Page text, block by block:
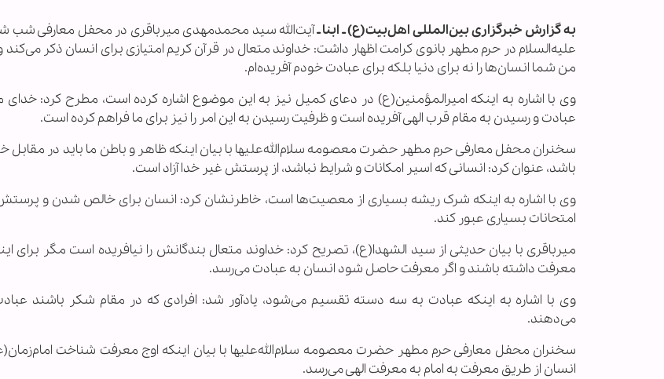
به گزارش خبرگزاری بین‌المللی اهل‌بیت(ع) ـ ابنا ـآیت‌الله سید محمدمهدی میرباقری در محفل معارفی شب
علیه‌السلام در حرم مطهر بانوی کرامت اظهار داشت: خداوند متعال در قرآن کریم امتیازی برای انسان ذکر
من شما انسان‌ها را نه برای دنیا بلکه برای عبادت خودم آفریده‌ام.
وی با اشاره به اینکه امیرالمؤمنین(ع) در دعای کمیل نیز به این موضوع اشاره کرده است، مطرح کرد: خدای
عبادت و رسیدن به مقام قرب الهی آفریده است و ظرفیت رسیدن به این امر را نیز برای ما فراهم کرده است.
سخنران محفل معارفی حرم مطهر حضرت معصومه سلام‌الله‌علیها با بیان اینکه ظاهر و باطن ما باید در مقابل
باشد، عنوان کرد: انسانی که اسیر امکانات و شرایط نباشد، از پرستش غیر خدا آزاد است.
وی با اشاره به اینکه شرک ریشه بسیاری از معصیت‌ها است، خاطرنشان کرد: انسان برای خالص شدن و پرستش
امتحانات بسیاری عبور کند.
میرباقری با بیان حدیثی از سید الشهدا(ع)، تصریح کرد: خداوند متعال بندگانش را نیافریده است مگر برای
معرفت داشته باشند و اگر معرفت حاصل شود انسان به عبادت می‌رسد.
وی با اشاره به اینکه عبادت به سه دسته تقسیم می‌شود، یادآور شد: افرادی که در مقام شکر باشند
می‌دهند.
سخنران محفل معارفی حرم مطهر حضرت معصومه سلام‌الله‌علیها با بیان اینکه اوج معرفت شناخت
انسان از طریق معرفت به امام به معرفت الهی می‌رسد.